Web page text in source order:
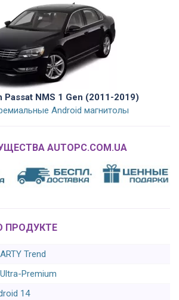
Passat NMS 1 Gen (2011-2019)
Android магнитолы
AUTOPC.COM.UA
ПРОДУКТЕ
Trend
Premium
14